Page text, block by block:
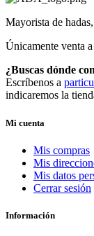
Mayorista de
Únicamente venta
¿Buscas dónde
Escríbenos a
indicaremos la
Mi cuenta
Mis compras
Mis
Mis datos
Cerrar sesión
Información